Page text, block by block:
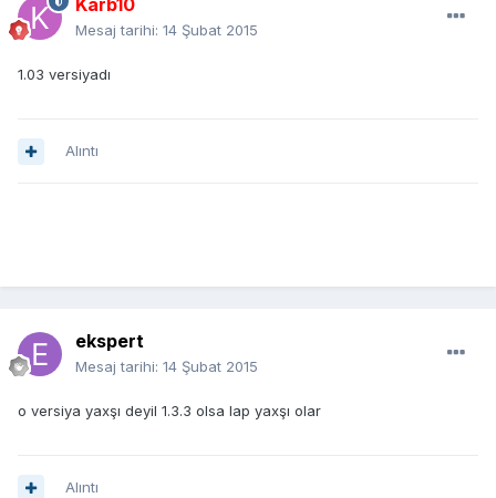
Karb10
Mesaj tarihi: 14 Şubat 2015
1.03 versiyadı
Alıntı
ekspert
Mesaj tarihi: 14 Şubat 2015
o versiya yaxşı deyil 1.3.3 olsa lap yaxşı olar
Alıntı